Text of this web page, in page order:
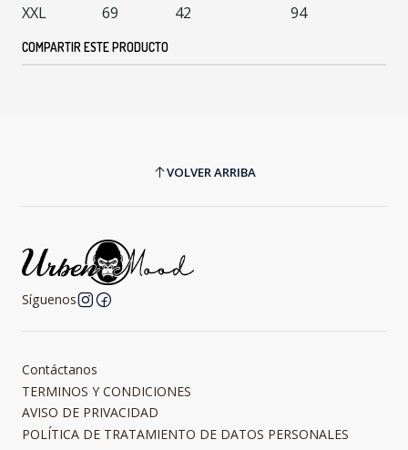
XXL
69 42 94
COMPARTIR ESTE PRODUCTO
VOLVER ARRIBA
Síguenos
Contáctanos
TERMINOS Y CONDICIONES
AVISO DE PRIVACIDAD
POLÍTICA DE TRATAMIENTO DE DATOS PERSONALES